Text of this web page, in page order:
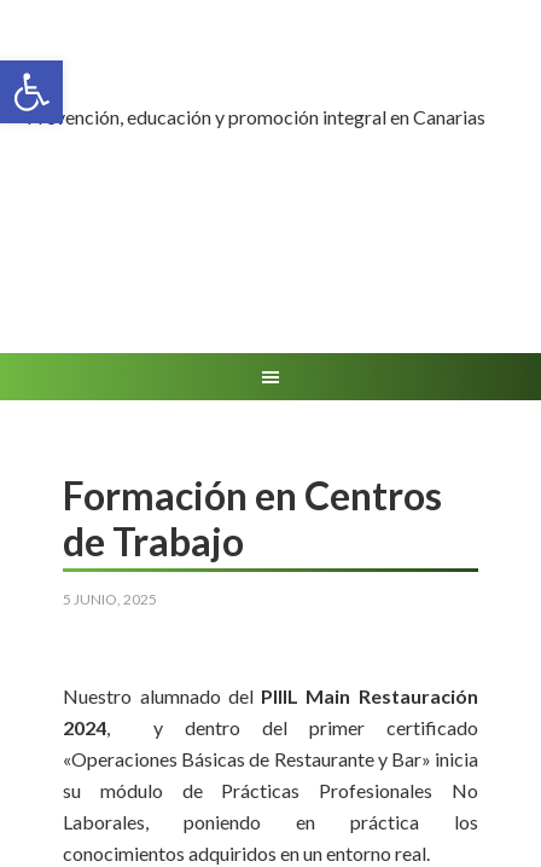
Abrir barra de herramientas
Prevención, educación y promoción integral en Canarias
Formación en Centros
de Trabajo
5 JUNIO, 2025
Nuestro alumnado del PIIIL Main Restauración
2024, y dentro del primer certificado
«Operaciones Básicas de Restaurante y Bar» inicia
su módulo de Prácticas Profesionales No
Laborales, poniendo en práctica los
conocimientos adquiridos en un entorno real.